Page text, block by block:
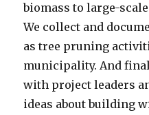
biomass to large-
We collect and
as tree pruning
municipality. And
with project leaders
ideas about building